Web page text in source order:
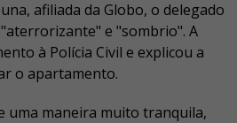
afiliada da Globo, o delegado
e "sombrio". A
à Polícia Civil e explicou a
o apartamento.
uma maneira muito tranquila,